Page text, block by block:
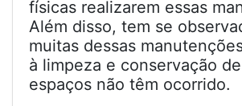
físicas realizarem essas
Além disso, tem se
muitas dessas
à limpeza e conservação
espaços não têm ocorrido.